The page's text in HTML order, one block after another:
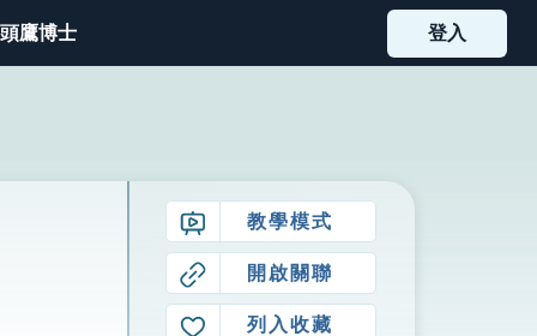
鷹博士 登入
教學模式
開啟關聯
列入收藏